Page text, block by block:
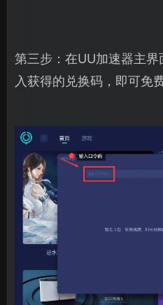
第三步：在UU加速器主界
入获得的兑换码，即可免